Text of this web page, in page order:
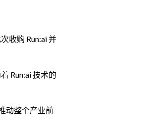
收购 Run:ai 并
Run:ai 技术的
动整个产业前